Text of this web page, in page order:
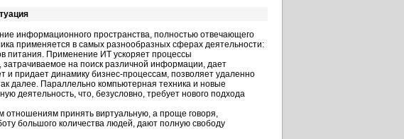
информационного пространства, полностью отвечающего
применяется в самых разнообразных сферах деятельности:
питания. Применение ИТ ускоряет процессы
на поиск различной информации, дает
придает динамику бизнес-процессам, позволяет удаленно
далее. Параллельно компьютерная техника и новые
деятельность, что, безусловно, требует нового подхода
отношениям принять виртуальную, а проще говоря,
большого количества людей, дают полную свободу